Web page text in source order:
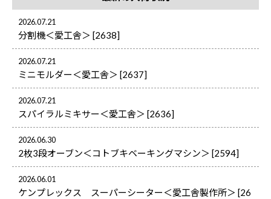
2026.07.21
分割機＜愛工舎＞ [2638]
2026.07.21
ミニモルダー＜愛工舎＞ [2637]
2026.07.21
スパイラルミキサー＜愛工舎＞ [2636]
2026.06.30
2枚3段オーブン＜コトブキベーキングマシン＞ [2594]
2026.06.01
ケンプレックス スーパーシーター＜愛工舎製作所＞ [26